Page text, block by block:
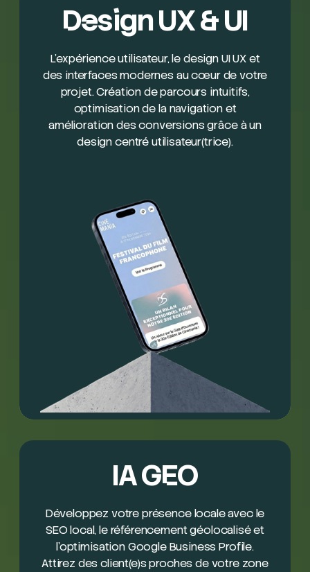
Design UX & UI
L’expérience utilisateur, le design UI UX et
des interfaces modernes au cœur de votre
projet. Création de parcours intuitifs,
optimisation de la navigation et
amélioration des conversions grâce à un
design centré utilisateur(trice).
IA GEO
Développez votre présence locale avec le
SEO local, le référencement géolocalisé et
l’optimisation Google Business Profile.
Attirez des client(e)s proches de votre zone